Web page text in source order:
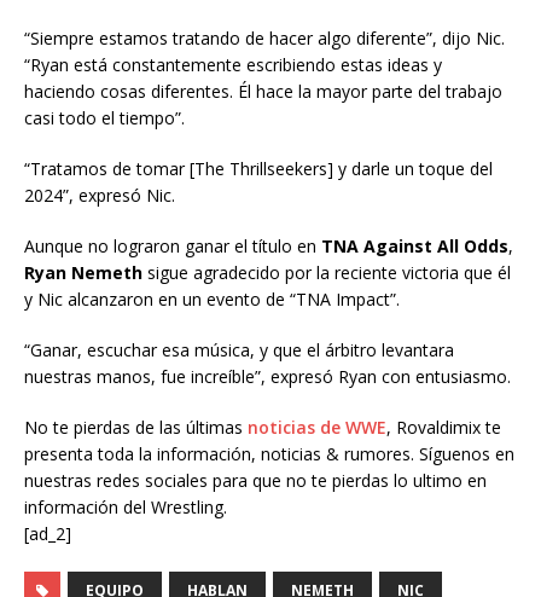
“Siempre estamos tratando de hacer algo diferente”, dijo Nic.
“Ryan está constantemente escribiendo estas ideas y
haciendo cosas diferentes. Él hace la mayor parte del trabajo
casi todo el tiempo”.
“Tratamos de tomar [The Thrillseekers] y darle un toque del
2024”, expresó Nic.
Aunque no lograron ganar el título en TNA Against All Odds,
Ryan Nemeth sigue agradecido por la reciente victoria que él
y Nic alcanzaron en un evento de “TNA Impact”.
“Ganar, escuchar esa música, y que el árbitro levantara
nuestras manos, fue increíble”, expresó Ryan con entusiasmo.
No te pierdas de las últimas noticias de WWE, Rovaldimix te
presenta toda la información, noticias & rumores. Síguenos en
nuestras redes sociales para que no te pierdas lo ultimo en
información del Wrestling.
[ad_2]
EQUIPO HABLAN NEMETH NIC